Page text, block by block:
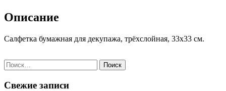
Описание
Салфетка бумажная для декупажа, трёхслойная, 33х33 см.
Найти:
Свежие записи